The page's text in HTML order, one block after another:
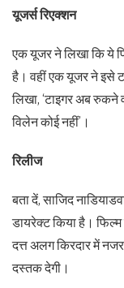
यूजर्स रिएक्शन
एक यूजर ने लिखा कि ये
है। वहीं एक यूजर ने इसे
लिखा, ‘टाइगर अब रुकने
विलेन कोई नहीं’।
रिलीज
बता दें, साजिद
डायरेक्ट किया है।
दत्त अलग किरदार में
दस्तक देगी।